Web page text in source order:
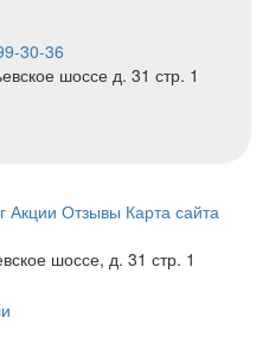
30-36
шоссе д. 31 стр. 1
Акции Отзывы Карта сайта
шоссе, д. 31 стр. 1